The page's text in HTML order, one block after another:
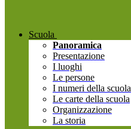
Scuola
Panoramica
Presentazione
I luoghi
Le persone
I numeri della scuola
Le carte della scuola
Organizzazione
La storia